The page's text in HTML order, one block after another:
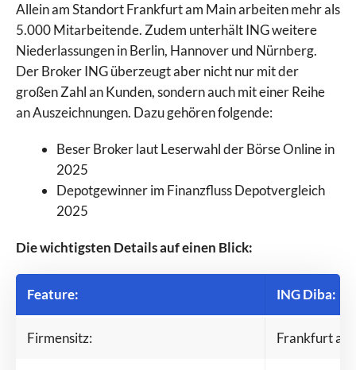
Allein am Standort Frankfurt am Main arbeiten mehr als
5.000 Mitarbeitende. Zudem unterhält ING weitere
Niederlassungen in Berlin, Hannover und Nürnberg.
Der Broker ING überzeugt aber nicht nur mit der
großen Zahl an Kunden, sondern auch mit einer Reihe
an Auszeichnungen. Dazu gehören folgende:
Beser Broker laut Leserwahl der Börse Online in
2025
Depotgewinner im Finanzfluss Depotvergleich
2025
Die wichtigsten Details auf einen Blick:
Feature: ING Diba:
Firmensitz: Frankfurt a.